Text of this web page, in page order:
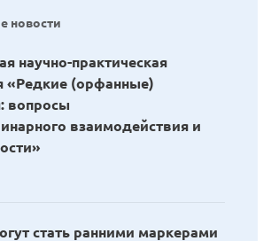
новости
научно-практическая
«Редкие (орфанные)
вопросы
взаимодействия и
стать ранними маркерами